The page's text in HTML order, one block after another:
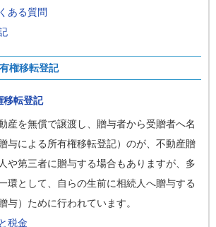
ある質問
権移転登記
移転登記
産を無償で譲渡し、贈与者から受贈者へ名
与による所有権移転登記）のが、不動産贈
や第三者に贈与する場合もありますが、多
環として、自らの生前に相続人へ贈与する
与）ために行われています。
税金